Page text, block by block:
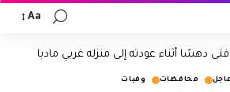
Aa
دهسًا أثناء عودته إلى منزله غربي مادبا
محافظات وفيات